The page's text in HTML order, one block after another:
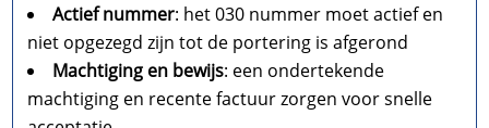
Actief nummer: het 030 nummer moet actief en
niet opgezegd zijn tot de portering is afgerond
Machtiging en bewijs: een ondertekende
machtiging en recente factuur zorgen voor snelle